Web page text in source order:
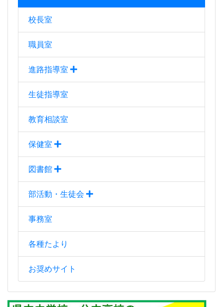
校長室
職員室
進路指導室
生徒指導室
教育相談室
保健室
図書館
部活動・生徒会
事務室
各種たより
お奨めサイト